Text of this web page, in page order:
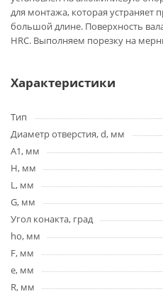
для монтажа, которая
большой длине. Поверхность
HRC. Выполняем порезку на
Характеристики
Тип
Диаметр отверстия, d, мм
A1, мм
H, мм
L, мм
G, мм
Угол конакта, град
ho, мм
F, мм
e, мм
R, мм